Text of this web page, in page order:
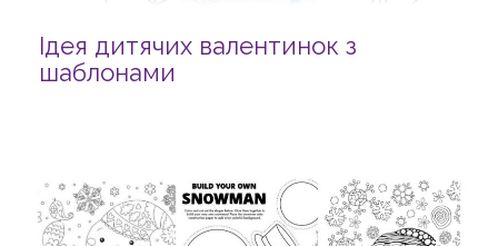
Ідея дитячих валентинок з
шаблонами